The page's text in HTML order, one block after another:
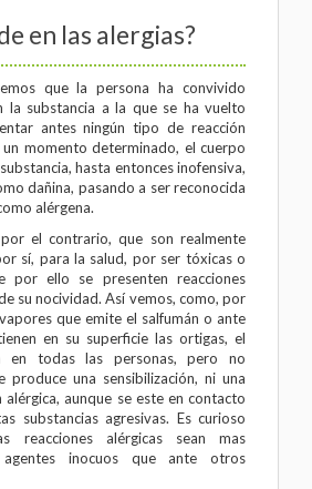
en las alergias?
que la persona ha convivido
la substancia a la que se ha vuelto
antes ningún tipo de reacción
un momento determinado, el cuerpo
hasta entonces inofensiva,
dañina, pasando a ser reconocida
alérgena.
el contrario, que son realmente
sí, para la salud, por ser tóxicas o
por ello se presenten reacciones
su nocividad. Así vemos, como, por
que emite el salfumán o ante
en su superficie las ortigas, el
en todas las personas, pero no
produce una sensibilización, ni una
aunque se este en contacto
substancias agresivas. Es curioso
reacciones alérgicas sean mas
agentes inocuos que ante otros